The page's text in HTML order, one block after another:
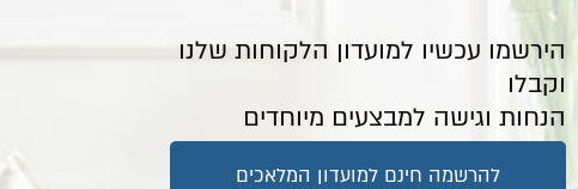
הירשמו עכשיו למועדון הלקוחות שלנו
וקבלו
הנחות וגישה למבצעים מיוחדים
להרשמה חינם למועדון המלאכים